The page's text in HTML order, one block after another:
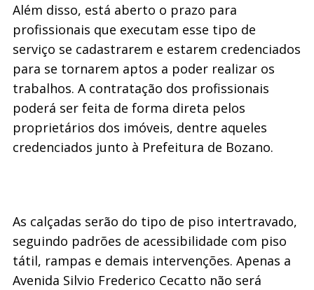
Além disso, está aberto o prazo para
profissionais que executam esse tipo de
serviço se cadastrarem e estarem credenciados
para se tornarem aptos a poder realizar os
trabalhos. A contratação dos profissionais
poderá ser feita de forma direta pelos
proprietários dos imóveis, dentre aqueles
credenciados junto à Prefeitura de Bozano.
As calçadas serão do tipo de piso intertravado,
seguindo padrões de acessibilidade com piso
tátil, rampas e demais intervenções. Apenas a
Avenida Silvio Frederico Cecatto não será